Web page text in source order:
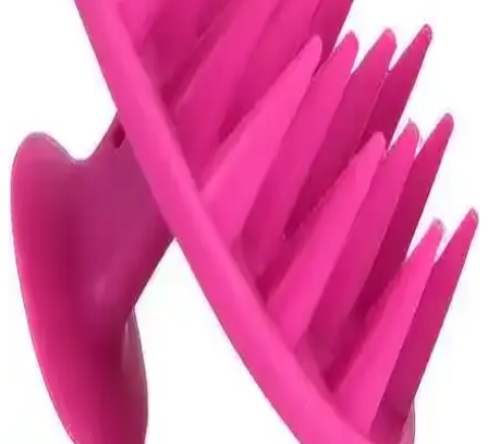
Hassas ciltler için uygun bakım ve ürün seçimleriyle cildinizi
yatıştırın, koruyun ve sağlıklı tutun. Doğru yöntemler ve ürünlerle
tahrişi en aza indirin.
Aşırı Kafa Derisi Kaşıntısı İçin Doğal ve Güvenli
Çözüm Yöntemleri
Kafa derisinde aşırı kaşıntı için doğal ve bitkisel çözümler,
mikroorganizmaları kontrol altına alarak rahatlama sağlar. Güvenli
kullanım ve uzman önerisiyle yaşam kalitenizi yükseltin.
Yüzde Kızarıklık ve Kaşıntı Problemleri: Kozmetik
Ürünlerle İlişkili Nedenler ve Çözüm Yolları
Yüzde kızarıklık ve kaşıntı, kozmetik ürünlerin yanlış kullanımı
veya cilt tipine uygun olmaması nedeniyle oluşabilir. Doğru ürün
seçimi ve bakım ile bu sorunlar hafifletilebilir.
Kafa Derisinde Aşırı Kaşıntı ve Doğru Bakım
Yöntemleri Hakkında Bilgiler